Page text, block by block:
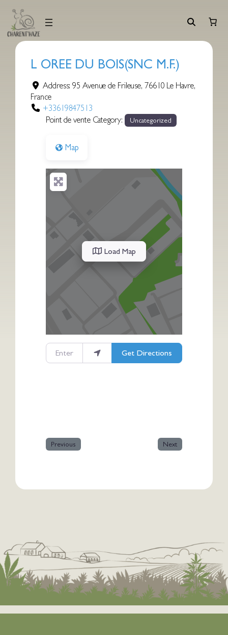
contenu
L OREE DU BOIS(SNC M.F.)
Address:95 Avenue de Frileuse,76610 Le Havre,
France
+33619847513
Point de vente Category:
Uncategorized
Map
Load Map
Enter your location
Get Directions
Previous Next